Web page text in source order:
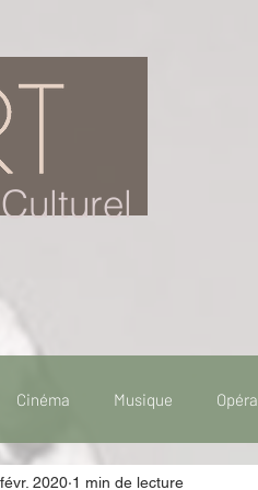
Cinéma Musique Opéra
2020 1 min de lecture